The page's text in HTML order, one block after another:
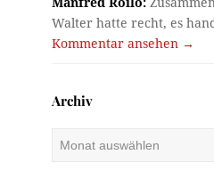
Walter hatte recht, es
Kommentar ansehen →
Archiv